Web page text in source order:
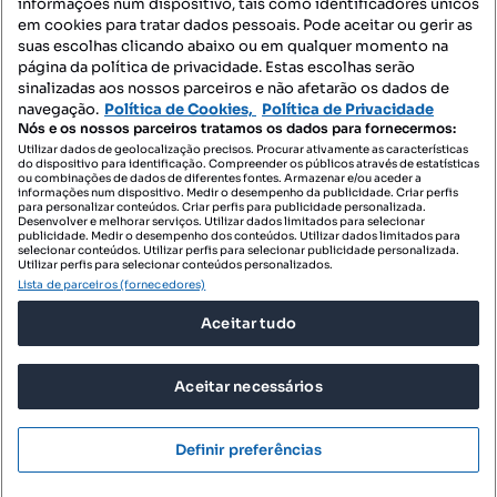
Mensagens
Ligar
Contacte-nos
SIGA-NOS:
DESCARREGAR NA:
© 2026 Imovirtual.com, OLX Portugal, S.A.
POLÍTICA DE PRIVACIDADE
informações num dispositivo, tais como identificadores únicos
em cookies para tratar dados pessoais. Pode aceitar ou gerir as
suas escolhas clicando abaixo ou em qualquer momento na
página da política de privacidade. Estas escolhas serão
sinalizadas aos nossos parceiros e não afetarão os dados de
navegação. Política de Cookies, Política de Privacidade
Nós e os nossos parceiros tratamos os dados para fornecermos:
Utilizar dados de geolocalização precisos. Procurar ativamente as características
do dispositivo para identificação. Compreender os públicos através de estatísticas
ou combinações de dados de diferentes fontes. Armazenar e/ou aceder a
informações num dispositivo. Medir o desempenho da publicidade. Criar perfis
para personalizar conteúdos. Criar perfis para publicidade personalizada.
Desenvolver e melhorar serviços. Utilizar dados limitados para selecionar
publicidade. Medir o desempenho dos conteúdos. Utilizar dados limitados para
selecionar conteúdos. Utilizar perfis para selecionar publicidade personalizada.
Utilizar perfis para selecionar conteúdos personalizados.
Lista de parceiros (fornecedores)
Aceitar tudo
Aceitar necessários
Definir preferências